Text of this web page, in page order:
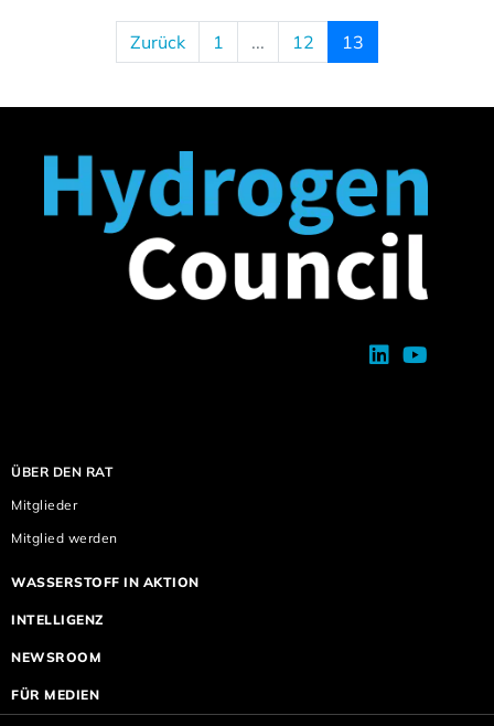
Zurück 1 ... 12 13
ÜBER DEN RAT
Mitglieder
Mitglied werden
WASSERSTOFF IN AKTION
INTELLIGENZ
NEWSROOM
FÜR MEDIEN